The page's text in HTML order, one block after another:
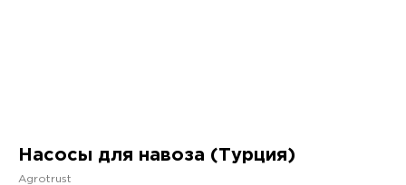
Насосы для навоза (Турция)
Agrotrust